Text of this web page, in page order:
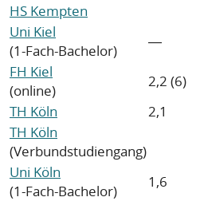
HS Kempten
Uni Kiel
(1-Fach-Bachelor)
―
FH Kiel
(online)
2,2 (6)
TH Köln
2,1
TH Köln
(Verbundstudiengang)
Uni Köln
(1-Fach-Bachelor)
1,6